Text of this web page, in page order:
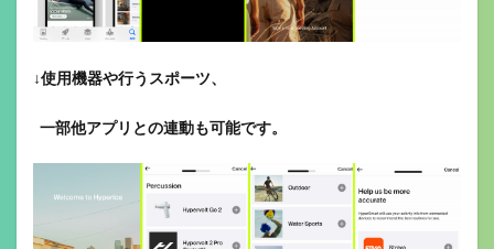
↓使用機器や行うスポーツ、
一部他アプリとの連動も可能です。